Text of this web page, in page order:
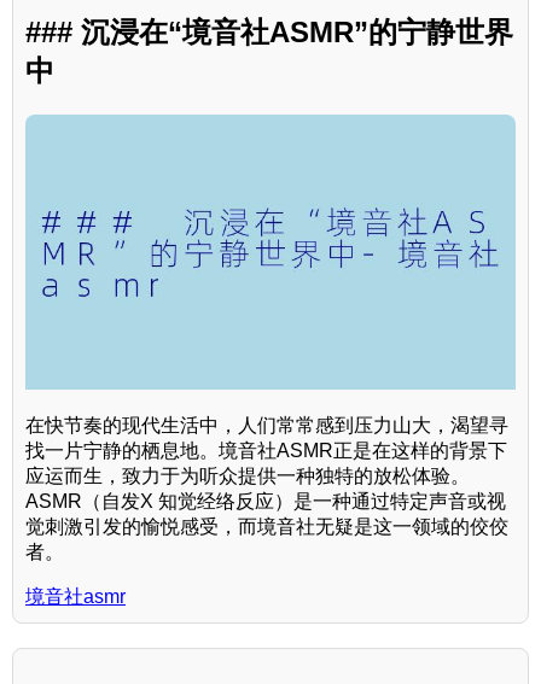
### 沉浸在“境音社ASMR”的宁静世界
中
在快节奏的现代生活中，人们常常感到压力山大，渴望寻
找一片宁静的栖息地。境音社ASMR正是在这样的背景下
应运而生，致力于为听众提供一种独特的放松体验。
ASMR（自发X 知觉经络反应）是一种通过特定声音或视
觉刺激引发的愉悦感受，而境音社无疑是这一领域的佼佼
者。
境音社asmr